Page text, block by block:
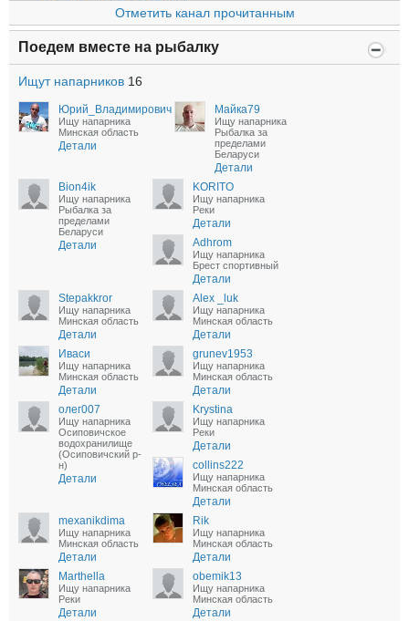
Отметить канал прочитанным
Поедем вместе на рыбалку
Ищут напарников 16
Юрий_Владимирович
Ищу напарника
Минская область
Детали
Майка79
Ищу напарника
Рыбалка за
пределами
Беларуси
Детали
Bion4ik
Ищу напарника
Рыбалка за
пределами
Беларуси
Детали
KORITO
Ищу напарника
Реки
Детали
Adhrom
Ищу напарника
Брест спортивный
Детали
Stepakkror
Ищу напарника
Минская область
Детали
Alex _luk
Ищу напарника
Минская область
Детали
Иваси
Ищу напарника
Минская область
Детали
grunev1953
Ищу напарника
Минская область
Детали
олег007
Ищу напарника
Осиповичское
водохранилище
(Осиповичский р-
н)
Детали
Krystina
Ищу напарника
Реки
Детали
collins222
Ищу напарника
Минская область
Детали
mexanikdima
Ищу напарника
Минская область
Детали
Rik
Ищу напарника
Минская область
Детали
Marthella
Ищу напарника
Реки
Детали
obemik13
Ищу напарника
Минская область
Детали